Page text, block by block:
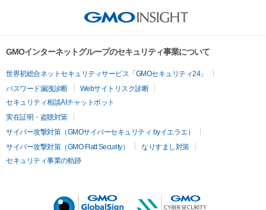
GMOインターネットグループのセキュリティ事業について
世界初総合ネットセキュリティサービス「GMOセキュリティ24」
パスワード漏洩診断
Webサイトリスク診断
セキュリティ相談AIチャットボット
実在証明・盗聴対策
サイバー攻撃対策（GMOサイバーセキュリティ byイエラエ）
サイバー攻撃対策（GMO Flatt Security）
なりすまし対策
セキュリティ事業の軌跡